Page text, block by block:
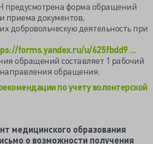
форма обращений
приема документов,
добровольческую деятельность при
forms.yandex.ru/u/625fbdd9 ...
обращений составляет 1 рабочий
обращения.
по учету волонтерской
медицинского образования
о возможности получения